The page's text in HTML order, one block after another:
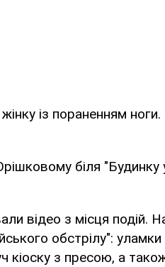
із пораненням
біля
відео з місця подій.
обстрілу": уламки
кіоску з пресою, а